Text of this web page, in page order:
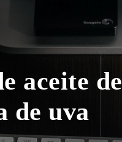
aceite de
de uva